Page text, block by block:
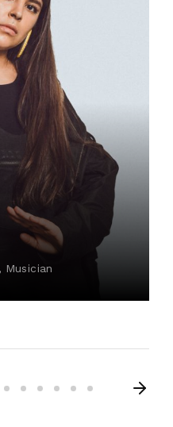
Musician